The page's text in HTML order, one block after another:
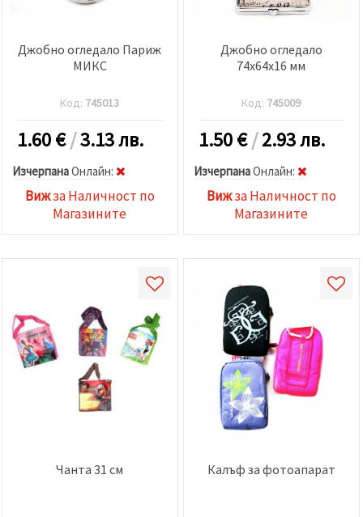
Джобно огледало Париж
МИКС
Код: 745013
1.60€/3.13 лв.
ИзчерпанаOнлайн:
Вижза Наличност по
Магазините
Джобно огледало
74x64x16 мм
Код: 745009
1.50€/2.93 лв.
ИзчерпанаOнлайн:
Вижза Наличност по
Магазините
Чанта 31 см Калъф за фотоапарат